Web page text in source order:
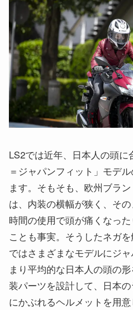
LS2では近年、日本人の頭に
＝ジャパンフィット」モデ
ます。そもそも、欧州ブラ
は、内装の横幅が狭く、そ
時間の使用で頭が痛くなっ
ことも事実。そうしたネガ
ではさまざまなモデルにジ
まり平均的な日本人の頭の
装パーツを設計して、日本
にかぶれるヘルメットを用